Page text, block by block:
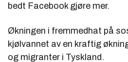
bedt Facebook gjøre mer.
Økningen i fremmedhat på
kjølvannet av en kraftig
og migranter i Tyskland.